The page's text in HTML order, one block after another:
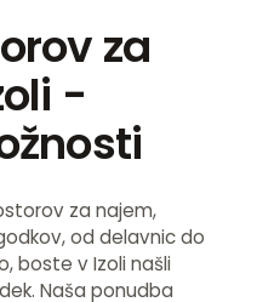
za
-
za najem,
od delavnic do
boste v Izoli našli
Naša ponudba